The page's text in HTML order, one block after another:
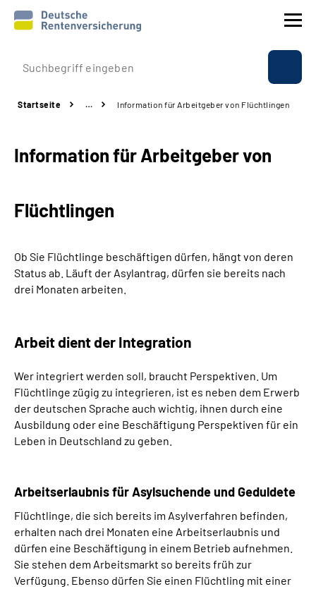
Prävention
Rente
Über uns & Presse
Suche
Language
Inhalte in Gebärdensprache (DGS)
Mein Kundenportal
Startseite … Information für Arbeitgeber von Flüchtlingen
Information für Arbeitgeber von
Flüchtlingen
Ob Sie Flüchtlinge beschäftigen dürfen, hängt von deren
Status ab. Läuft der Asylantrag, dürfen sie bereits nach
drei Monaten arbeiten.
Arbeit dient der Integration
Wer integriert werden soll, braucht Perspektiven. Um
Flüchtlinge zügig zu integrieren, ist es neben dem Erwerb
der deutschen Sprache auch wichtig, ihnen durch eine
Ausbildung oder eine Beschäftigung Perspektiven für ein
Leben in Deutschland zu geben.
Arbeitserlaubnis für Asylsuchende und Geduldete
Flüchtlinge, die sich bereits im Asylverfahren befinden,
erhalten nach drei Monaten eine Arbeitserlaubnis und
dürfen eine Beschäftigung in einem Betrieb aufnehmen.
Sie stehen dem Arbeitsmarkt so bereits früh zur
Verfügung. Ebenso dürfen Sie einen Flüchtling mit einer